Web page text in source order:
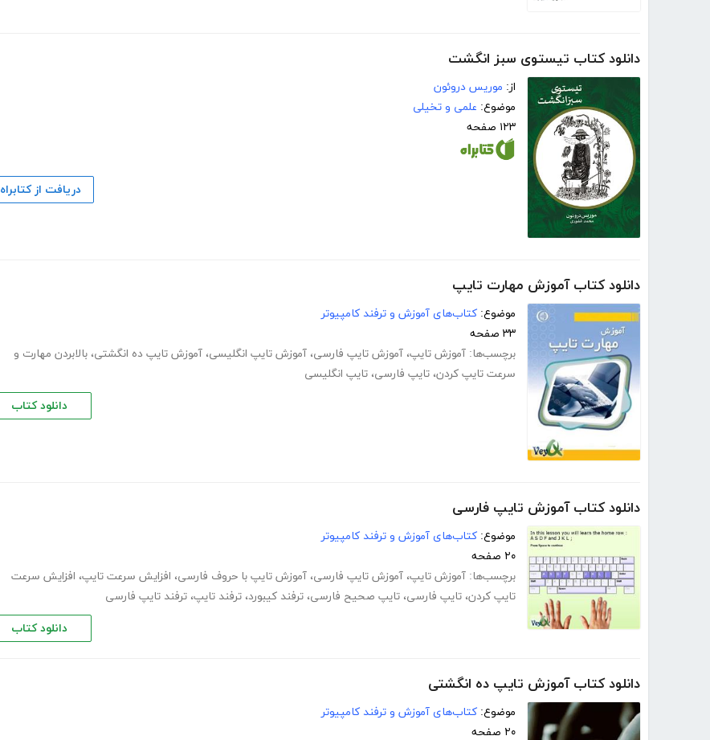
دانلود کتاب تیستوی سبز انگشت
از: موریس دروئون
موضوع: علمی و تخیلی
۱۲۳ صفحه
دریافت از کتابراه
دانلود کتاب آموزش مهارت تایپ
موضوع: کتاب‌های آموزش و ترفند کامپیوتر
۳۳ صفحه
برچسب‌ها: آموزش تایپ، آموزش تایپ فارسی، آموزش تایپ انگلیسی، آموزش تایپ ده انگشتی، بالابردن مهارت و
سرعت تایپ کردن، تایپ فارسی، تایپ انگلیسی
دانلود کتاب
دانلود کتاب آموزش تایپ فارسی
موضوع: کتاب‌های آموزش و ترفند کامپیوتر
۲۰ صفحه
برچسب‌ها: آموزش تایپ، آموزش تایپ فارسی، آموزش تایپ با حروف فارسی، افزایش سرعت تایپ، افزایش سرعت
تایپ کردن، تایپ فارسی، تایپ صحیح فارسی، ترفند کیبورد، ترفند تایپ، ترفند تایپ فارسی
دانلود کتاب
دانلود کتاب آموزش تایپ ده انگشتی
موضوع: کتاب‌های آموزش و ترفند کامپیوتر
۲۰ صفحه